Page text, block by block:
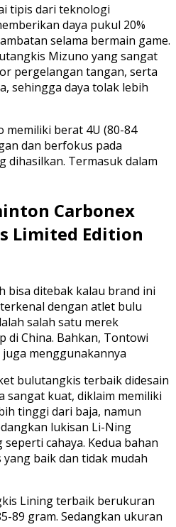
tipis dari teknologi
daya pukul 20%
selama bermain game.
Mizuno yang sangat
pergelangan tangan, serta
sehingga daya tolak lebih
memiliki berat 4U (80-84
dan berfokus pada
dihasilkan. Termasuk dalam
Carbonex
Limited Edition
bisa ditebak kalau brand ini
dengan atlet bulu
salah satu merek
di China. Bahkan, Tontowi
menggunakannya
bulutangkis terbaik didesain
sangat kuat, diklaim memiliki
tinggi dari baja, namun
lukisan Li-Ning
cahaya. Kedua bahan
baik dan tidak mudah
Lining terbaik berukuran
89 gram. Sedangkan ukuran